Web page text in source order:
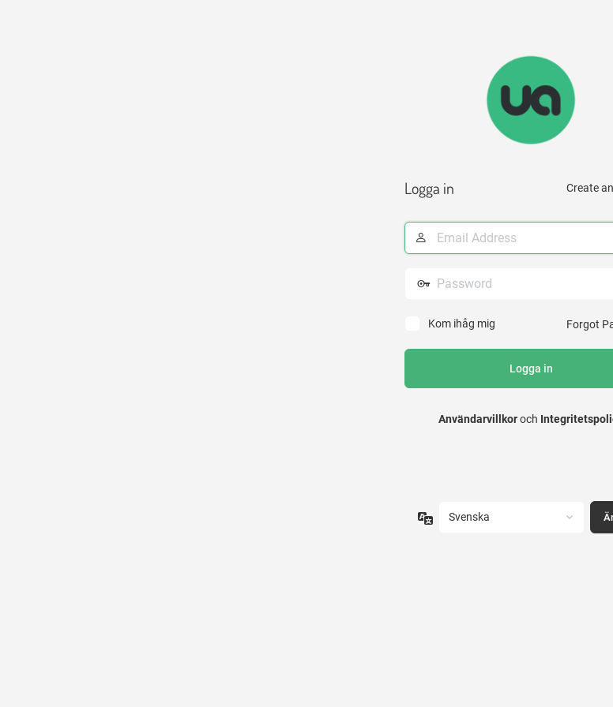
Logga in Create
E-
postadress
Kom ihåg mig Forgot
Användarvillkoroch
Språk